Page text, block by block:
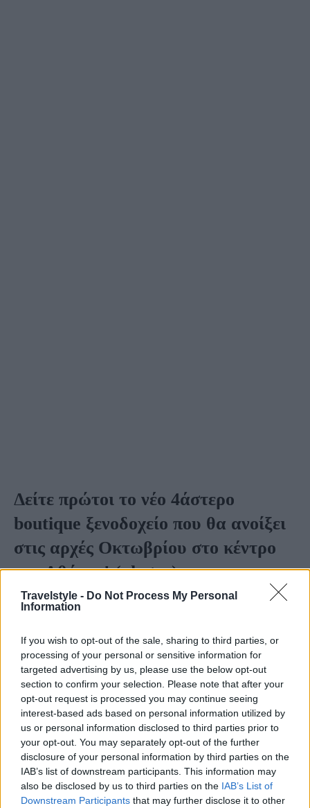
Travelstyle - Do Not Process My Personal
Information
If you wish to opt-out of the sale, sharing to third parties, or
processing of your personal or sensitive information for
targeted advertising by us, please use the below opt-out
section to confirm your selection. Please note that after your
opt-out request is processed you may continue seeing
interest-based ads based on personal information utilized by
us or personal information disclosed to third parties prior to
your opt-out. You may separately opt-out of the further
disclosure of your personal information by third parties on the
IAB’s list of downstream participants. This information may
also be disclosed by us to third parties on the IAB’s List of
Downstream Participants that may further disclose it to other
Δείτε πρώτοι το νέο 4άστερο
boutique ξενοδοχείο που θα ανοίξει
στις αρχές Οκτωβρίου στο κέντρο
της Αθήνας! (photos)
Ένα νέο 4άστερο
Δείτε το πρώτοι!
Πρόκειται για τοThe Editor Athens Hotel, που
βρίσκεται μια ανάσα από την πλατεία
Μοναστηρακίου. Το νέο ξενοδοχείο θα διαθέτει 40
δωμάτια και σουίτες από 20 έως 45τ.μ., είναι
αφιερωμένα στον ταξιδιώτη της νέας εποχής. Στο
χώρο του επίσης υπάρχουν rooftop, εστιατόριο και